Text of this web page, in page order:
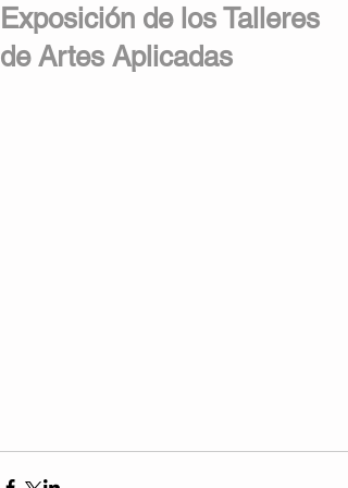
Exposición de los Talleres
de Artes Aplicadas